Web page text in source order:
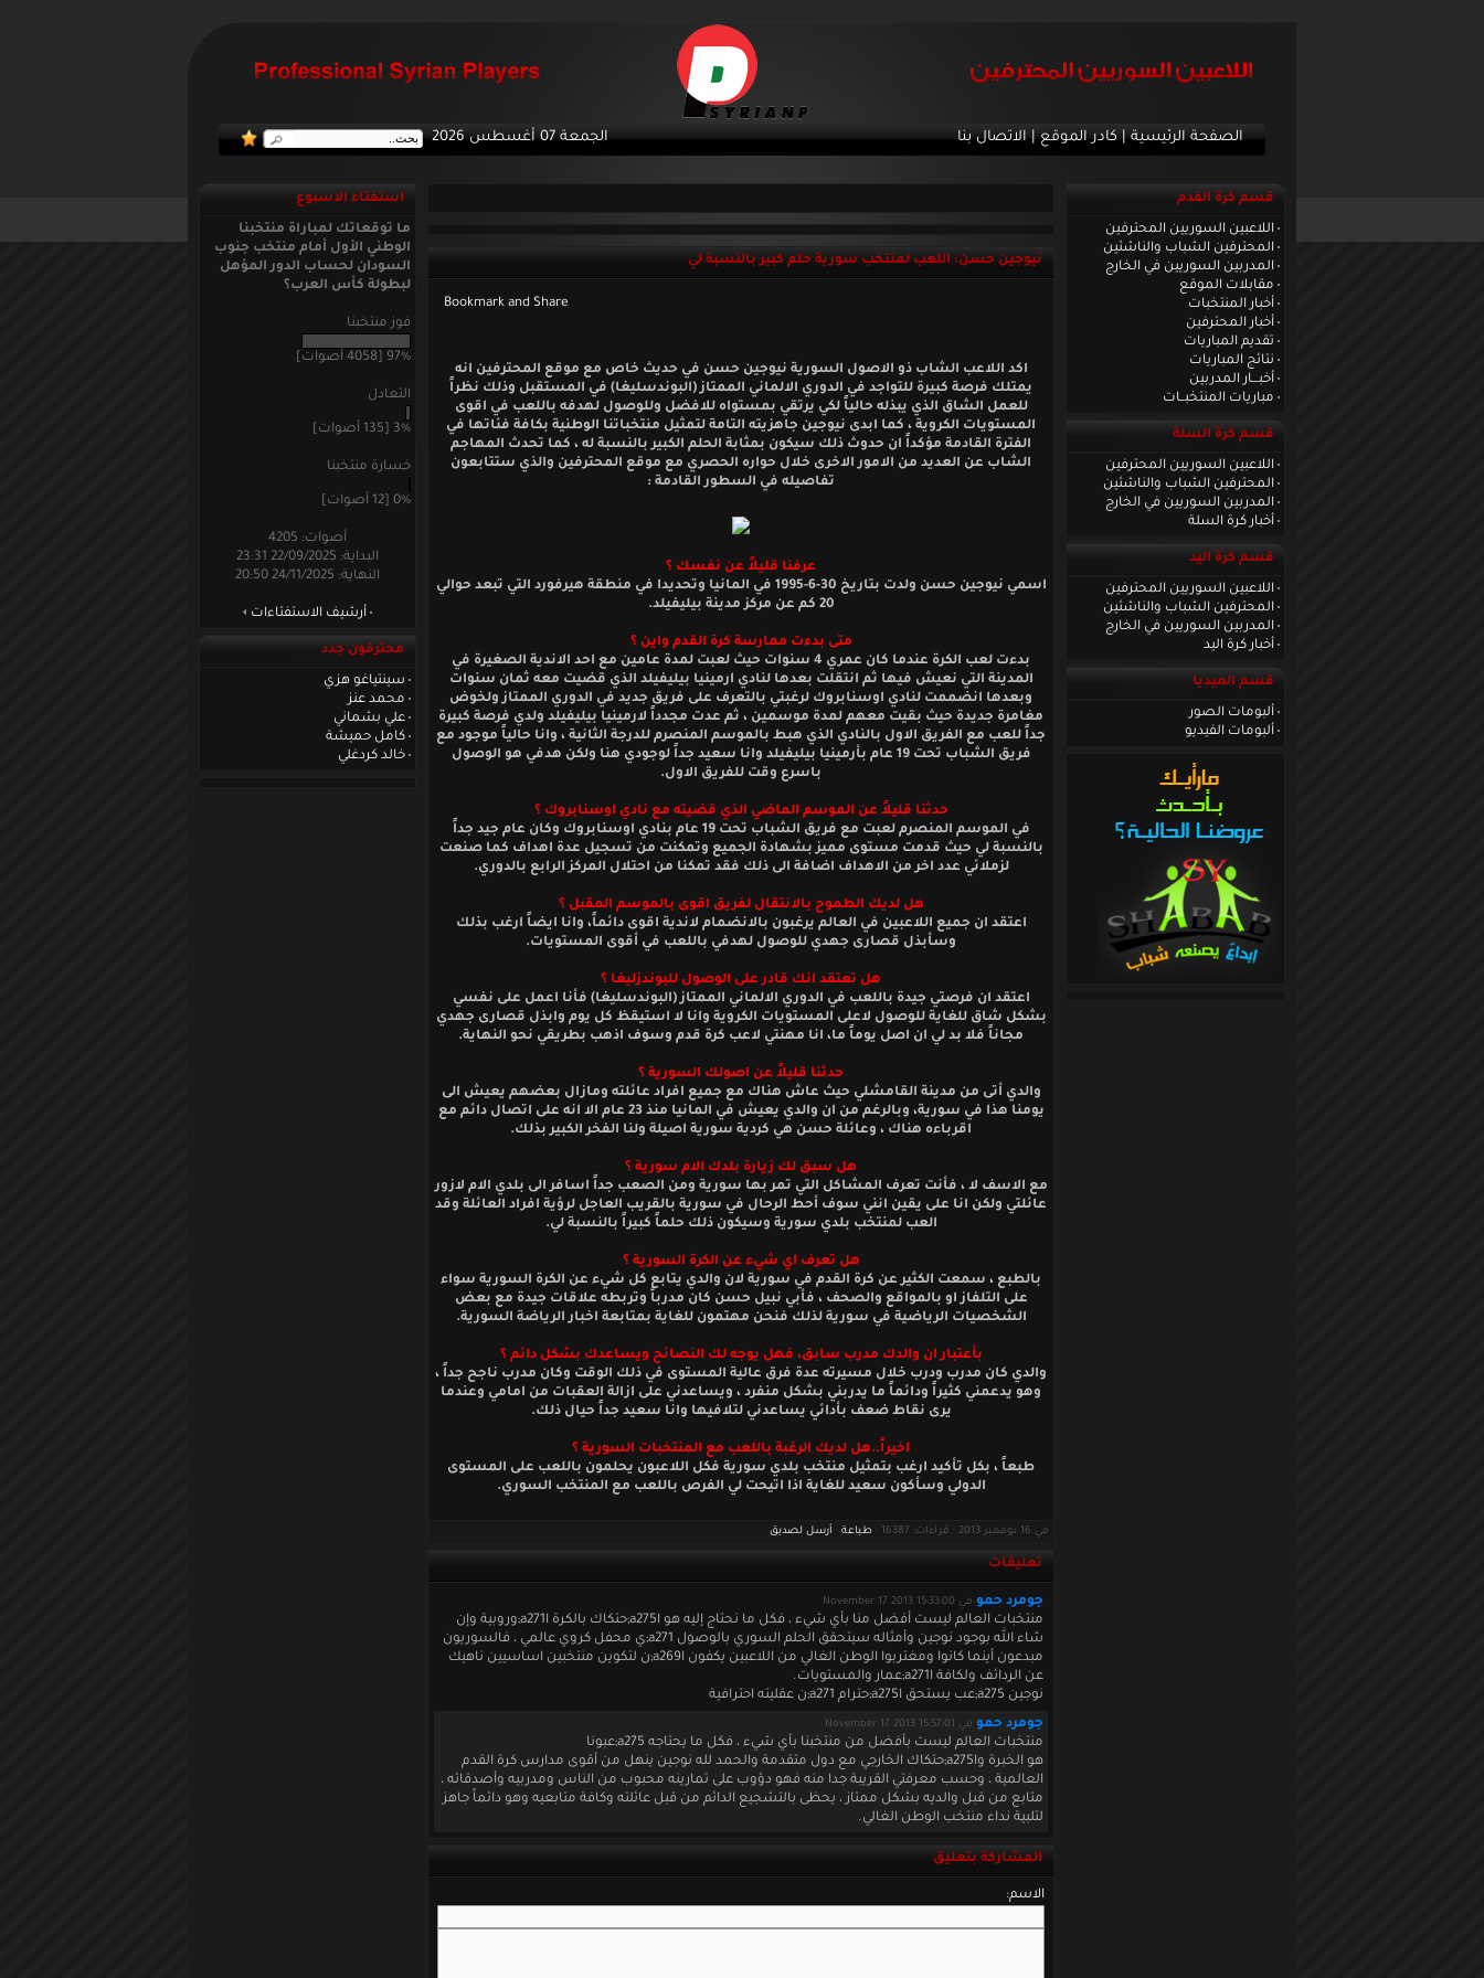
الجمعة 07 أغسطس 2026 الصفحة الرئيسية|كادر الموقع|الاتصال بنا
قسم كرة القدم
اللاعبين السوريين المحترفين
المحترفين الشباب والناشئين
المدربين السوريين في الخارج
مقابلات الموقع
أخبار المنتخبات
أخبار المحترفين
تقديم المباريات
نتائج المباريات
أخبـــار المدربين
مباريات المنتخبــات
قسم كرة السلة
اللاعبين السوريين المحترفين
المحترفين الشباب والناشئين
المدربين السوريين في الخارج
أخبار كرة السلة
قسم كرة اليد
اللاعبين السوريين المحترفين
المحترفين الشباب والناشئين
المدربين السوريين في الخارج
أخبار كرة اليد
قسم الميديا
ألبومات الصور
ألبومات الفيديو
نيوجين حسن: اللعب لمنتخب سورية حلم كبير بالنسبة لي
اكد اللاعب الشاب ذو الاصول السورية نيوجين حسن في حديث خاص مع موقع المحترفين انه
يمتلك فرصة كبيرة للتواجد في الدوري الالماني الممتاز (البوندسليغا) في المستقبل وذلك نظراً
للعمل الشاق الذي يبذله حالياً لكي يرتقي بمستواه للافضل وللوصول لهدفه باللعب في اقوى
المستويات الكروية ، كما ابدى نيوجين جاهزيته التامة لتمثيل منتخباتنا الوطنية بكافة فئاتها في
الفترة القادمة مؤكداً ان حدوث ذلك سيكون بمثابة الحلم الكبير بالنسبة له ، كما تحدث المهاجم
الشاب عن العديد من الامور الاخرى خلال حواره الحصري مع موقع المحترفين والذي ستتابعون
تفاصيله في السطور القادمة :
عرفنا قليلاً عن نفسك ؟
اسمي نيوجين حسن ولدت بتاريخ 30-6-1995 في المانيا وتحديدا في منطقة هيرفورد التي تبعد حوالي
20 كم عن مركز مدينة بيليفيلد.
متى بدءت ممارسة كرة القدم واين ؟
بدءت لعب الكرة عندما كان عمري 4 سنوات حيث لعبت لمدة عامين مع احد الاندية الصغيرة في
المدينة التي نعيش فيها ثم انتقلت بعدها لنادي ارمينيا بيليفيلد الذي قضيت معه ثمان سنوات
وبعدها انضممت لنادي اوسنابروك لرغبتي بالتعرف على فريق جديد في الدوري الممتاز ولخوض
مغامرة جديدة حيث بقيت معهم لمدة موسمين ، ثم عدت مجدداً لارمينيا بيليفيلد ولدي فرصة كبيرة
جداً للعب مع الفريق الاول بالنادي الذي هبط بالموسم المنصرم للدرجة الثانية ، وانا حالياً موجود مع
فريق الشباب تحت 19 عام بأرمينيا بيليفيلد وانا سعيد جداً لوجودي هنا ولكن هدفي هو الوصول
باسرع وقت للفريق الاول.
حدثنا قليلاً عن الموسم الماضي الذي قضيته مع نادي اوسنابروك ؟
في الموسم المنصرم لعبت مع فريق الشباب تحت 19 عام بنادي اوسنابروك وكان عام جيد جداً
بالنسبة لي حيث قدمت مستوى مميز بشهادة الجميع وتمكنت من تسجيل عدة اهداف كما صنعت
لزملائي عدد اخر من الاهداف اضافة الى ذلك فقد تمكنا من احتلال المركز الرابع بالدوري.
هل لديك الطموح بالانتقال لفريق اقوى بالموسم المقبل ؟
اعتقد ان جميع اللاعبين في العالم يرغبون بالانضمام لاندية اقوى دائماً، وانا ايضاً ارغب بذلك
وسأبذل قصارى جهدي للوصول لهدفي باللعب في أقوى المستويات.
هل تعتقد انك قادر على الوصول للبوندزليغا ؟
اعتقد ان فرصتي جيدة باللعب في الدوري الالماني الممتاز (البوندسليغا) فأنا اعمل على نفسي
بشكل شاق للغاية للوصول لاعلى المستويات الكروية وانا لا استيقظ كل يوم وابذل قصارى جهدي
مجاناً فلا بد لي ان اصل يوماً ما، انا مهنتي لاعب كرة قدم وسوف اذهب بطريقي نحو النهاية.
حدثنا قليلاً عن اصولك السورية ؟
والدي أتى من مدينة القامشلي حيث عاش هناك مع جميع افراد عائلته ومازال بعضهم يعيش الى
يومنا هذا في سورية، وبالرغم من ان والدي يعيش في المانيا منذ 23 عام الا انه على اتصال دائم مع
اقرباءه هناك ، وعائلة حسن هي كردية سورية اصيلة ولنا الفخر الكبير بذلك.
هل سبق لك زيارة بلدك الام سورية ؟
مع الاسف لا ، فأنت تعرف المشاكل التي تمر بها سورية ومن الصعب جداً اسافر الى بلدي الام لازور
عائلتي ولكن انا على يقين انني سوف أحط الرحال في سورية بالقريب العاجل لرؤية افراد العائلة وقد
العب لمنتخب بلدي سورية وسيكون ذلك حلماً كبيراً بالنسبة لي.
هل تعرف اي شيء عن الكرة السورية ؟
بالطبع ، سمعت الكثير عن كرة القدم في سورية لان والدي يتابع كل شيء عن الكرة السورية سواء
على التلفاز او بالمواقع والصحف ، فأبي نبيل حسن كان مدرباً وتربطه علاقات جيدة مع بعض
الشخصيات الرياضية في سورية لذلك فنحن مهتمون للغاية بمتابعة اخبار الرياضة السورية.
بأعتبار ان والدك مدرب سابق، فهل يوجه لك النصائح ويساعدك بشكل دائم ؟
والدي كان مدرب ودرب خلال مسيرته عدة فرق عالية المستوى في ذلك الوقت وكان مدرب ناجح جداً ،
وهو يدعمني كثيراً ودائماً ما يدربني بشكل منفرد ، ويساعدني على ازالة العقبات من امامي وعندما
يرى نقاط ضعف بأدائي يساعدني لتلافيها وانا سعيد جداً حيال ذلك.
اخيراً..هل لديك الرغبة باللعب مع المنتخبات السورية ؟
طبعاً ، بكل تأكيد ارغب بتمثيل منتخب بلدي سورية فكل اللاعبون يحلمون باللعب على المستوى
الدولي وسأكون سعيد للغاية اذا اتيحت لي الفرص باللعب مع المنتخب السوري.
في 16 نوفمبر 2013 · قراءات: 16387 · طباعة أرسل لصديق
تعليقات
جومرد حمو في November 17 2013 15:33:00
منتخبات العالم ليست أفضل منا بأي شيء ، فكل ما نحتاج إليه هو اa275;حتكاك بالكرة اa271;وروبية وإن
شاء الله بوجود نوجين وأمثاله سيتحقق الحلم السوري بالوصول a271;ي محفل كروي عالمي ، فالسوريون
مبدعون أينما كانوا ومغتربوا الوطن الغالي من اللاعبين يكفون اa269;ن لتكوين منتخبين اساسيين ناهيك
عن الردائف ولكافة اa271;عمار والمستويات.
نوجين a275;عب يستحق اa275;حترام a271;ن عقليته احترافية
جومرد حمو في November 17 2013 15:57:01
منتخبات العالم ليست بأفضل من منتخبنا بأي شيء ، فكل ما يحتاجه a275;عبونا
هو الخبرة واa275;حتكاك الخارجي مع دول متقدمة والحمد لله نوجين ينهل من أقوى مدارس كرة القدم
العالمية ، وحسب معرفتي القريبة جدا منه فهو دؤوب على تمارينه محبوب من الناس ومدربيه وأصدقائه ،
متابع من قبل والديه بشكل ممتاز ، يحظى بالتشجيع الدائم من قبل عائلته وكافة متابعيه وهو دائماً جاهز
لتلبية نداء منتخب الوطن الغالي.
المشاركة بتعليق
الاسم:
استفتاء الاسبوع
ما توقعاتك لمباراة منتخبنا
الوطني الأول أمام منتخب جنوب
السودان لحساب الدور المؤهل
لبطولة كأس العرب؟
فوز منتخبنا
97% [4058 أصوات]
التعادل
3% [135 أصوات]
خسارة منتخبنا
0% [12 أصوات]
أصوات: 4205
البداية: 22/09/2025 23:31
النهاية: 24/11/2025 20:50
أرشيف الاستفتاءات
محترفون جدد
سينتياغو هزي
محمد عنز
علي بشماني
كامل حميشة
خالد كردغلي